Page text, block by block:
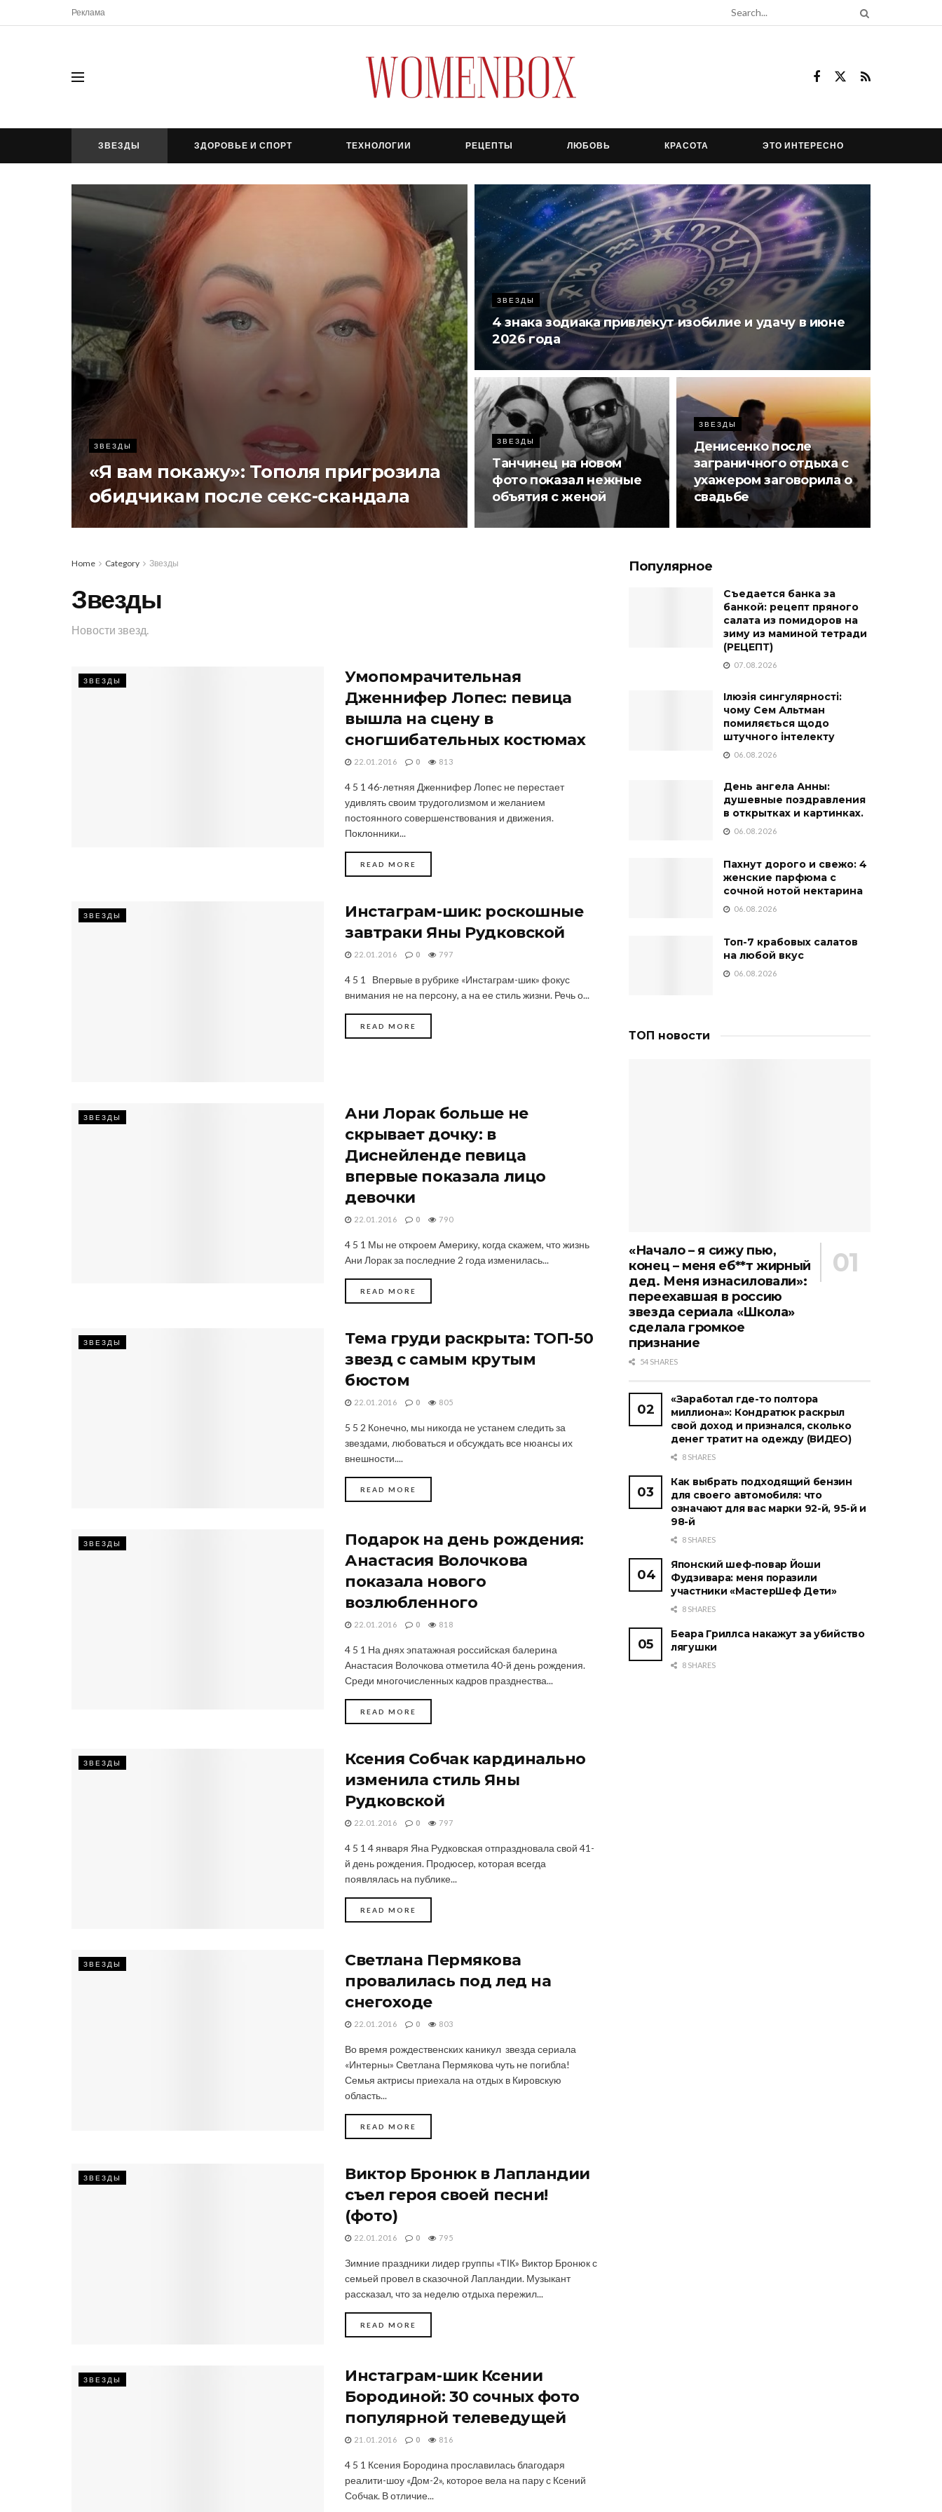
Реклама
ЗВЕЗДЫ ЗДОРОВЬЕ И СПОРТ ТЕХНОЛОГИИ РЕЦЕПТЫ ЛЮБОВЬ КРАСОТА ЭТО ИНТЕРЕСНО
ЗВЕЗДЫ
«Я вам покажу»: Тополя пригрозила
обидчикам после секс-скандала
ЗВЕЗДЫ
4 знака зодиака привлекут изобилие и удачу в июне
2026 года
ЗВЕЗДЫ
Танчинец на новом
фото показал нежные
объятия с женой
ЗВЕЗДЫ
Денисенко после
заграничного отдыха с
ухажером заговорила о
свадьбе
Home Category Звезды
Звезды
Новости звезд.
ЗВЕЗДЫ
Умопомрачительная
Дженнифер Лопес: певица
вышла на сцену в
сногшибательных костюмах
22.01.2016 0 813
4 5 1 46-летняя Дженнифер Лопес не перестает
удивлять своим трудоголизмом и желанием
постоянного совершенствования и движения.
Поклонники...
READ MORE
ЗВЕЗДЫ
Инстаграм-шик: роскошные
завтраки Яны Рудковской
22.01.2016 0 797
4 5 1 Впервые в рубрике «Инстаграм-шик» фокус
внимания не на персону, а на ее стиль жизни. Речь о...
READ MORE
ЗВЕЗДЫ
Ани Лорак больше не
скрывает дочку: в
Диснейленде певица
впервые показала лицо
девочки
22.01.2016 0 790
4 5 1 Мы не откроем Америку, когда скажем, что жизнь
Ани Лорак за последние 2 года изменилась...
READ MORE
ЗВЕЗДЫ
Тема груди раскрыта: ТОП-50
звезд с самым крутым
бюстом
22.01.2016 0 805
5 5 2 Конечно, мы никогда не устанем следить за
звездами, любоваться и обсуждать все нюансы их
внешности....
READ MORE
ЗВЕЗДЫ
Подарок на день рождения:
Анастасия Волочкова
показала нового
возлюбленного
22.01.2016 0 818
4 5 1 На днях эпатажная российская балерина
Анастасия Волочкова отметила 40-й день рождения.
Среди многочисленных кадров празднества...
READ MORE
ЗВЕЗДЫ
Ксения Собчак кардинально
изменила стиль Яны
Рудковской
22.01.2016 0 797
4 5 1 4 января Яна Рудковская отпраздновала свой 41-
й день рождения. Продюсер, которая всегда
появлялась на публике...
READ MORE
ЗВЕЗДЫ
Светлана Пермякова
провалилась под лед на
снегоходе
22.01.2016 0 803
Во время рождественских каникул звезда сериала
«Интерны» Светлана Пермякова чуть не погибла!
Семья актрисы приехала на отдых в Кировскую
область...
READ MORE
ЗВЕЗДЫ
Виктор Бронюк в Лапландии
съел героя своей песни!
(фото)
22.01.2016 0 795
Зимние праздники лидер группы «ТІК» Виктор Бронюк с
семьей провел в сказочной Лапландии. Музыкант
рассказал, что за неделю отдыха пережил...
READ MORE
ЗВЕЗДЫ
Инстаграм-шик Ксении
Бородиной: 30 сочных фото
популярной телеведущей
21.01.2016 0 816
4 5 1 Ксения Бородина прославилась благодаря
реалити-шоу «Дом-2», которое вела на пару с Ксений
Собчак. В отличие...
Популярное
Съедается банка за
банкой: рецепт пряного
салата из помидоров на
зиму из маминой тетради
(РЕЦЕПТ)
07.08.2026
Ілюзія сингулярності:
чому Сем Альтман
помиляється щодо
штучного інтелекту
06.08.2026
День ангела Анны:
душевные поздравления
в открытках и картинках.
06.08.2026
Пахнут дорого и свежо: 4
женские парфюма с
сочной нотой нектарина
06.08.2026
Топ-7 крабовых салатов
на любой вкус
06.08.2026
ТОП новости
«Начало – я сижу пью,
конец – меня еб**т жирный
дед. Меня изнасиловали»:
переехавшая в россию
звезда сериала «Школа»
сделала громкое
признание
54 SHARES
«Заработал где-то полтора
миллиона»: Кондратюк раскрыл
свой доход и признался, сколько
денег тратит на одежду (ВИДЕО)
8 SHARES
Как выбрать подходящий бензин
для своего автомобиля: что
означают для вас марки 92-й, 95-й и
98-й
8 SHARES
Японский шеф-повар Йоши
Фудзивара: меня поразили
участники «МастерШеф Дети»
8 SHARES
Беара Гриллса накажут за убийство
лягушки
8 SHARES